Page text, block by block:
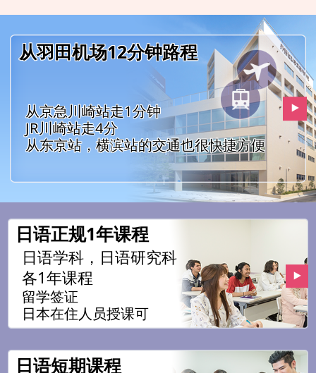
从羽田机场12分钟路程
从京急川崎站走1分钟
JR川崎站走4分
从东京站，横滨站的交通也很快捷方便
日语正规1年课程
日语学科，日语研究科
各1年课程
留学签证
日本在住人员授课可
日语短期课程